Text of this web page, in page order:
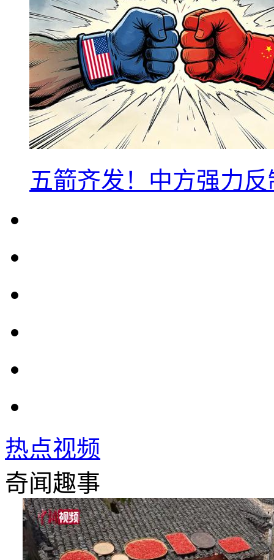
五箭齐发！中方强力
热点视频
奇闻趣事